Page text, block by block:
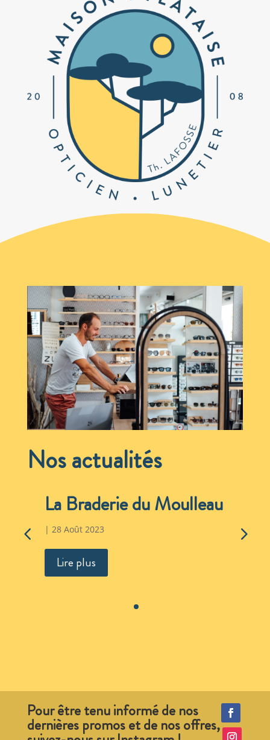
Nos actualités
La Braderie du Moulleau
28 Août 2023
Lire plus
Pour être tenu informé de nos
dernières promos et de nos offres,